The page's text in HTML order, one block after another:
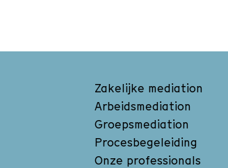
Zakelijke mediation
Arbeidsmediation
Groepsmediation
Procesbegeleiding
Onze professionals